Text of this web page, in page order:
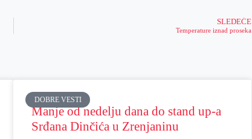
SLEDEĆE
Temperature iznad proseka
DOBRE VESTI
Manje od nedelju dana do stand up-a
Srđana Dinčića u Zrenjaninu